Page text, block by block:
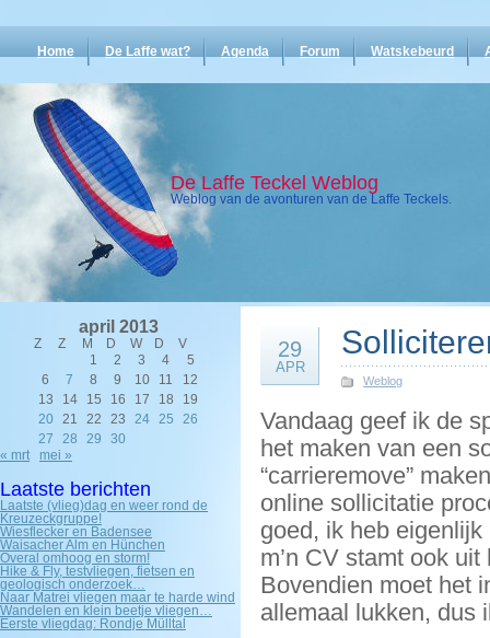
Home De Laffe wat? Agenda Forum Watskebeurd
De Laffe Teckel Weblog
Weblog van de avonturen van de Laffe Teckels.
april 2013
Z Z M D W D
V
1
2 3 4
5
6
7 8 9 10 11
12
13
14 15 16 17 18
19
20
21 22 23 24 25
26
27
28 29
30
« mrt
mei »
Laatste berichten
Laatste (vlieg)dag en weer rond de
Kreuzeckgruppe!
Wiesflecker en Badensee
Waisacher Alm en Hünchen
Overal omhoog en storm!
Hike & Fly, testvliegen, fietsen en
geologisch onderzoek…
Naar Matrei vliegen maar te harde wind
Wandelen en klein beetje vliegen…
Eerste vliegdag: Rondje Mülltal
29
APR
Weblog
Vandaag geef ik de
het maken van een
“carrieremove”
online sollicitatie
goed, ik heb
m’n CV stamt ook
Bovendien moet het
allemaal lukken, dus